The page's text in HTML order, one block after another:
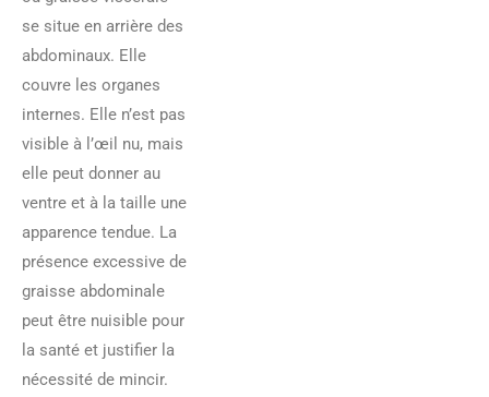
se situe en arrière des
abdominaux. Elle
couvre les organes
internes. Elle n’est pas
visible à l’œil nu, mais
elle peut donner au
ventre et à la taille une
apparence tendue. La
présence excessive de
graisse abdominale
peut être nuisible pour
la santé et justifier la
nécessité de mincir.